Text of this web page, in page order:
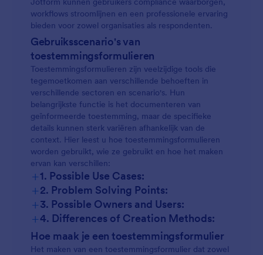
workflows stroomlijnen en een professionele ervaring
bieden voor zowel organisaties als respondenten.
Gebruiksscenario's van
toestemmingsformulieren
Toestemmingsformulieren zijn veelzijdige tools die
tegemoetkomen aan verschillende behoeften in
verschillende sectoren en scenario's. Hun
belangrijkste functie is het documenteren van
geïnformeerde toestemming, maar de specifieke
details kunnen sterk variëren afhankelijk van de
context. Hier leest u hoe toestemmingsformulieren
worden gebruikt, wie ze gebruikt en hoe het maken
ervan kan verschillen:
+1. Possible Use Cases:
Medisch en gezondheidszorg:
Onderzoek:
Onderwijs:
+2. Problem Solving Points:
+3. Possible Owners and Users:
+4. Differences of Creation Methods:
Hoe maak je een toestemmingsformulier
Het maken van een toestemmingsformulier dat zowel